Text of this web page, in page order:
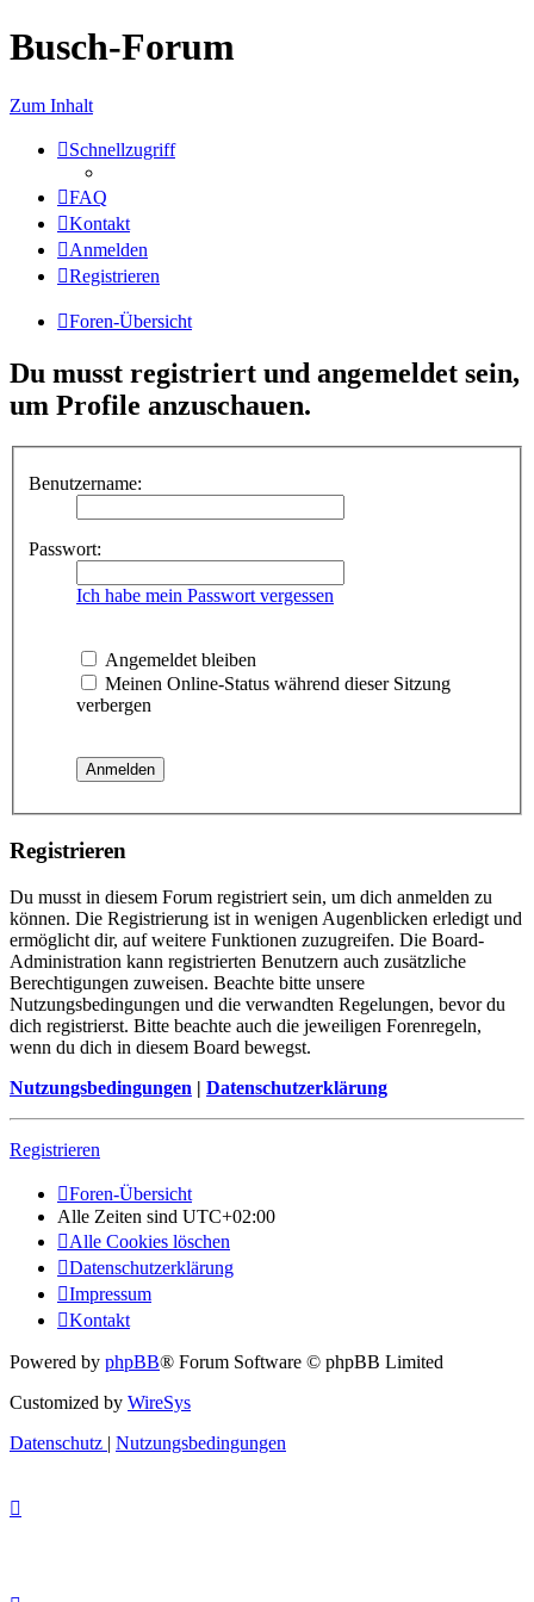
Busch-Forum
Zum Inhalt
Schnellzugriff
FAQ
Kontakt
Anmelden
Registrieren
Foren-Übersicht
Du musst registriert und angemeldet sein,
um Profile anzuschauen.
Benutzername:
Passwort:
Ich habe mein Passwort vergessen
Angemeldet bleiben
Meinen Online-Status während dieser Sitzung
verbergen
Registrieren
Du musst in diesem Forum registriert sein, um dich anmelden zu
können. Die Registrierung ist in wenigen Augenblicken erledigt und
ermöglicht dir, auf weitere Funktionen zuzugreifen. Die Board-
Administration kann registrierten Benutzern auch zusätzliche
Berechtigungen zuweisen. Beachte bitte unsere
Nutzungsbedingungen und die verwandten Regelungen, bevor du
dich registrierst. Bitte beachte auch die jeweiligen Forenregeln,
wenn du dich in diesem Board bewegst.
Nutzungsbedingungen | Datenschutzerklärung
Registrieren
Foren-Übersicht
Alle Zeiten sind UTC+02:00
Alle Cookies löschen
Datenschutzerklärung
Impressum
Kontakt
Powered by phpBB® Forum Software © phpBB Limited
Customized by WireSys
Datenschutz | Nutzungsbedingungen